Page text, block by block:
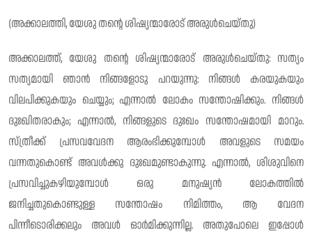
(അക്കാലത്തി, യേശു തൻ്റെ ശിഷ്യന്മാരോട് അരുൾചെയ്തു)
അക്കാലത്ത്, യേശു തന്റെ ശിഷ്യന്മാരോട് അരുൾചെയ്തു: സത്യം
സത്യമായി ഞാൻ നിങ്ങളോടു പറയുന്നു: നിങ്ങൾ കരയുകയും
വിലപിക്കുകയും ചെയ്യും; എന്നാൽ ലോകം സന്തോഷിക്കും. നിങ്ങൾ
ദുഃഖിതരാകും; എന്നാൽ, നിങ്ങളുടെ ദുഃഖം സന്തോഷമായി മാറും.
സ്ത്രീക്ക് പ്രസവവേദന ആരംഭിക്കുമ്പോൾ അവളുടെ സമയം
വന്നതുകൊണ്ട് അവൾക്കു ദുഃഖമുണ്ടാകുന്നു. എന്നാൽ, ശിശുവിനെ
പ്രസവിച്ചുകഴിയുമ്പോൾ ഒരു മനുഷ്യൻ ലോകത്തിൽ
ജനിച്ചതുകൊണ്ടുള്ള സന്തോഷം നിമിത്തം, ആ വേദന
പിന്നീടൊരിക്കലും അവൾ ഓർമിക്കുന്നില്ല. അതുപോലെ ഇപ്പോൾ